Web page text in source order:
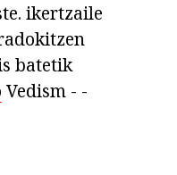
ikertzaile
batetik
Vedism - -